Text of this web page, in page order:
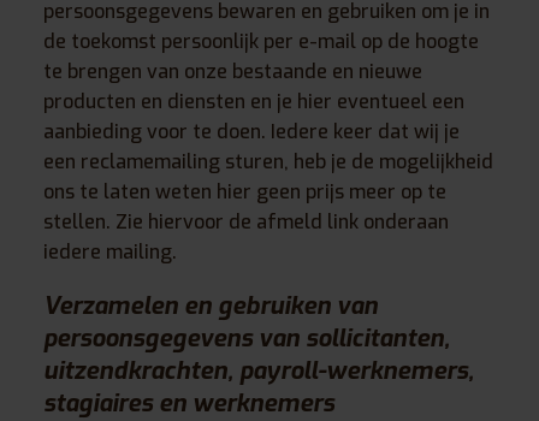
persoonsgegevens bewaren en gebruiken om je in
de toekomst persoonlijk per e-mail op de hoogte
te brengen van onze bestaande en nieuwe
producten en diensten en je hier eventueel een
aanbieding voor te doen. Iedere keer dat wij je
een reclamemailing sturen, heb je de mogelijkheid
ons te laten weten hier geen prijs meer op te
stellen. Zie hiervoor de afmeld link onderaan
iedere mailing.
Verzamelen en gebruiken van
persoonsgegevens van sollicitanten,
uitzendkrachten, payroll-werknemers,
stagiaires en werknemers